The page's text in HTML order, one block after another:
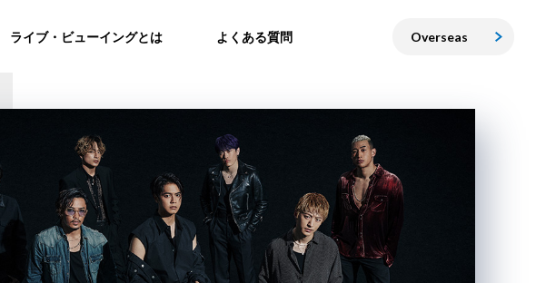
ライブ・ビューイングとは よくある質問 Overseas